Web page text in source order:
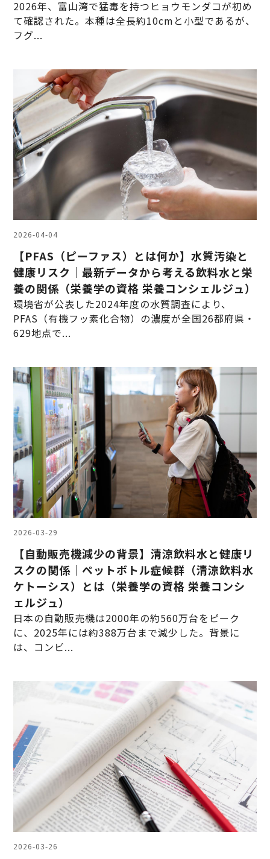
2026年、富山湾で猛毒を持つヒョウモンダコが初め
て確認された。本種は全長約10cmと小型であるが、
フグ...
2026-04-04
【PFAS（ピーファス）とは何か】水質汚染と
健康リスク｜最新データから考える飲料水と栄
養の関係（栄養学の資格 栄養コンシェルジュ）
環境省が公表した2024年度の水質調査により、
PFAS（有機フッ素化合物）の濃度が全国26都府県・
629地点で...
2026-03-29
【自動販売機減少の背景】清涼飲料水と健康リ
スクの関係｜ペットボトル症候群（清涼飲料水
ケトーシス）とは（栄養学の資格 栄養コンシ
ェルジュ）
日本の自動販売機は2000年の約560万台をピーク
に、2025年には約388万台まで減少した。背景に
は、コンビ...
2026-03-26